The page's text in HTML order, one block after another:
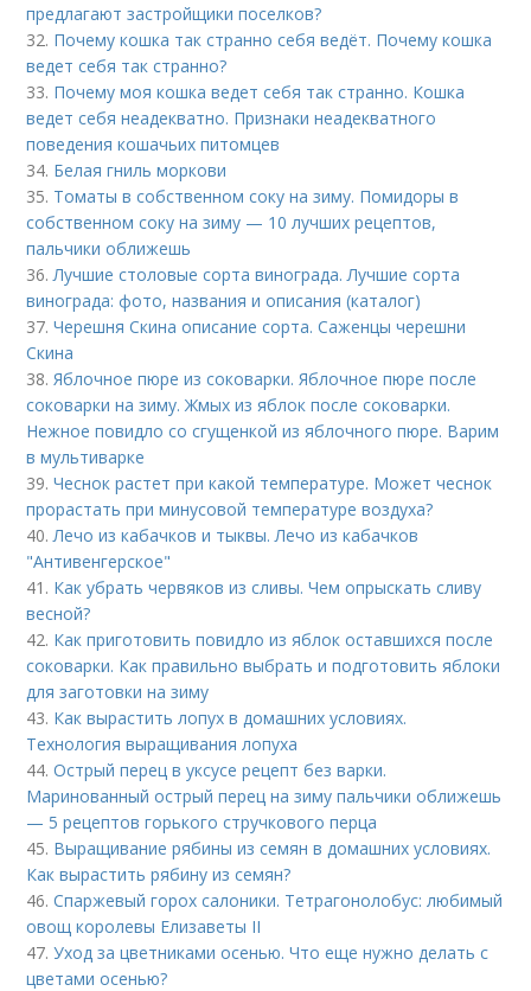
предлагают застройщики поселков?
32. Почему кошка так странно себя ведёт. Почему кошка
ведет себя так странно?
33. Почему моя кошка ведет себя так странно. Кошка
ведет себя неадекватно. Признаки неадекватного
поведения кошачьих питомцев
34. Белая гниль моркови
35. Томаты в собственном соку на зиму. Помидоры в
собственном соку на зиму — 10 лучших рецептов,
пальчики оближешь
36.Лучшие столовые сорта винограда. Лучшие сорта
винограда: фото, названия и описания (каталог)
37.Черешня Скина описание сорта. Саженцы черешни
Скина
38.Яблочное пюре из соковарки. Яблочное пюре после
соковарки на зиму. Жмых из яблок после соковарки.
Нежное повидло со сгущенкой из яблочного пюре. Варим
в мультиварке
39.Чеснок растет при какой температуре. Может чеснок
прорастать при минусовой температуре воздуха?
40.Лечо из кабачков и тыквы. Лечо из кабачков
"Антивенгерское"
41. Как убрать червяков из сливы. Чем опрыскать сливу
весной?
42. Как приготовить повидло из яблок оставшихся после
соковарки. Как правильно выбрать и подготовить яблоки
для заготовки на зиму
43. Как вырастить лопух в домашних условиях.
Технология выращивания лопуха
44.Острый перец в уксусе рецепт без варки.
Маринованный острый перец на зиму пальчики оближешь
— 5 рецептов горького стручкового перца
45. Выращивание рябины из семян в домашних условиях.
Как вырастить рябину из семян?
46.Спаржевый горох салоники. Тетрагонолобус: любимый
овощ королевы Елизаветы II
47.Уход за цветниками осенью. Что еще нужно делать с
цветами осенью?